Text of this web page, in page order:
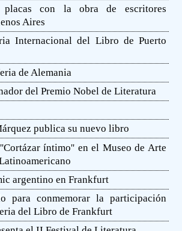
placas con la obra de escritores
Aires
Internacional del Libro de Puerto
de Alemania
del Premio Nobel de Literatura
publica su nuevo libro
íntimo'' en el Museo de Arte
argentino en Frankfurt
para conmemorar la participación
del Libro de Frankfurt